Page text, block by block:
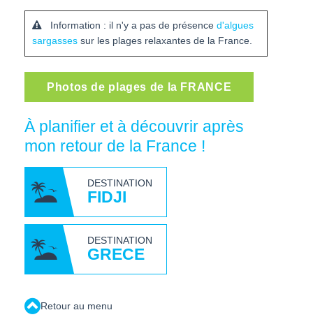
Information : il n'y a pas de présence d'algues
sargasses sur les plages relaxantes de la France.
Photos de plages de la FRANCE
À planifier et à découvrir après
mon retour de la France !
DESTINATION
FIDJI
DESTINATION
GRECE
Retour au menu